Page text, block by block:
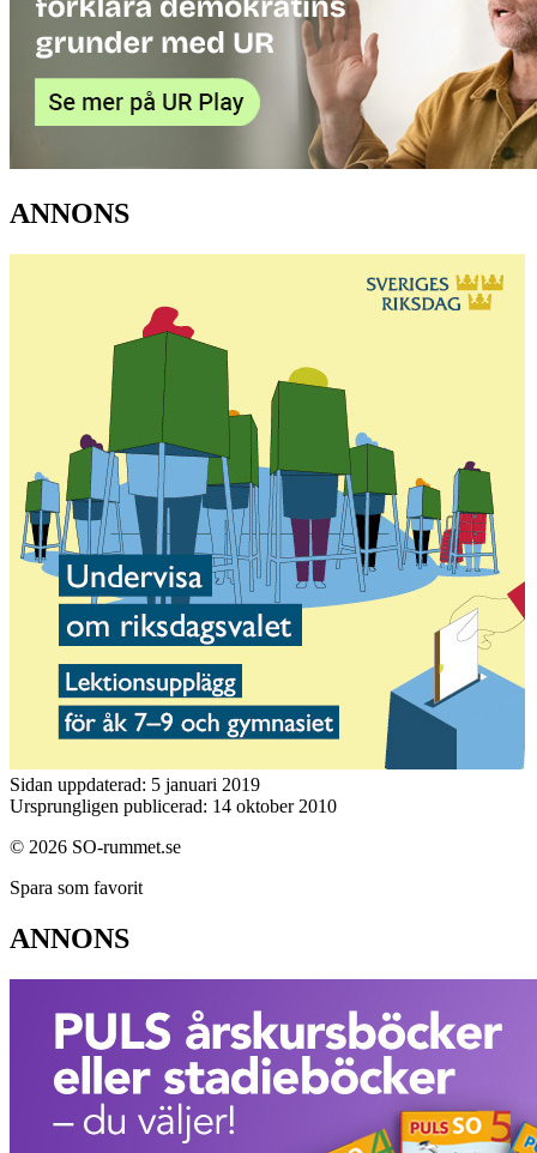
ANNONS
Sidan uppdaterad: 5 januari 2019
Ursprungligen publicerad: 14 oktober 2010
© 2026 SO-rummet.se
Spara som favorit
ANNONS